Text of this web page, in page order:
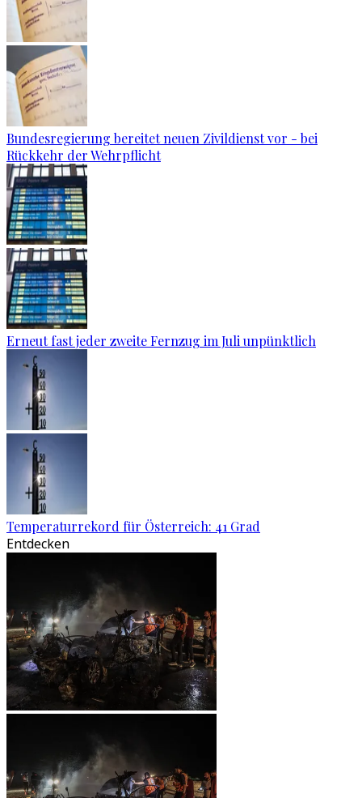
Bundesregierung bereitet neuen Zivildienst vor - bei
Rückkehr der Wehrpflicht
Erneut fast jeder zweite Fernzug im Juli unpünktlich
Temperaturrekord für Österreich: 41 Grad
Entdecken